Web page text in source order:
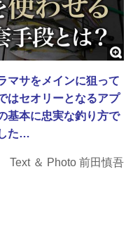
マサをメインに狙って
はセオリーとなるアプ
基本に忠実な釣り方で
た…
Text ＆ Photo 前田慎吾